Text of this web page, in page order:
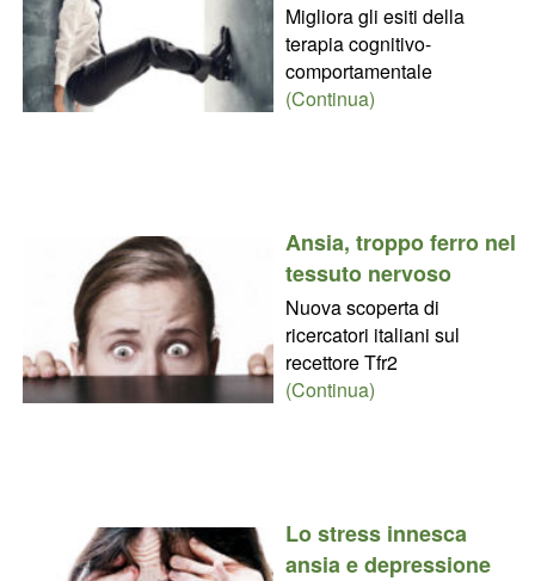
Migliora gli esiti della
terapia cognitivo-
comportamentale
(Continua)
Ansia, troppo ferro nel
tessuto nervoso
Nuova scoperta di
ricercatori italiani sul
recettore Tfr2
(Continua)
Lo stress innesca
ansia e depressione